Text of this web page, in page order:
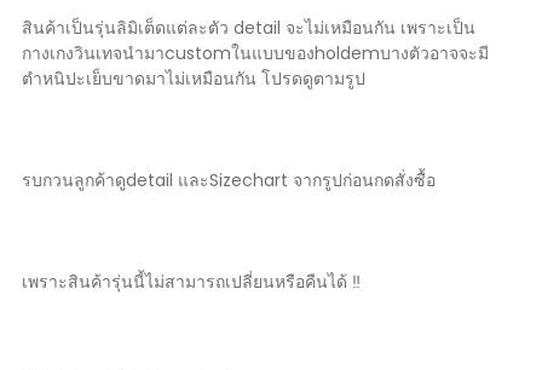
สินค้าเป็นรุ่นลิมิเต็ดแต่ละตัว detail จะไม่เหมือนกัน เพราะเป็น
กางเกงวินเทจนำมาcustomในแบบของholdemบางตัวอาจจะมี
ตำหนิปะเย็บขาดมาไม่เหมือนกัน โปรดดูตามรูป
รบกวนลูกค้าดูdetail และSizechart จากรูปก่อนกดสั่งซื้อ
เพราะสินค้ารุ่นนี้ไม่สามารถเปลี่ยนหรือคืนได้ ‼️